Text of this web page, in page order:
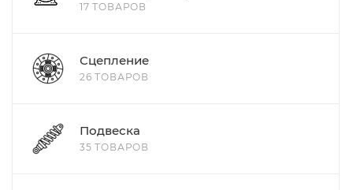
17 ТОВАРОВ
Сцепление
26 ТОВАРОВ
Подвеска
35 ТОВАРОВ